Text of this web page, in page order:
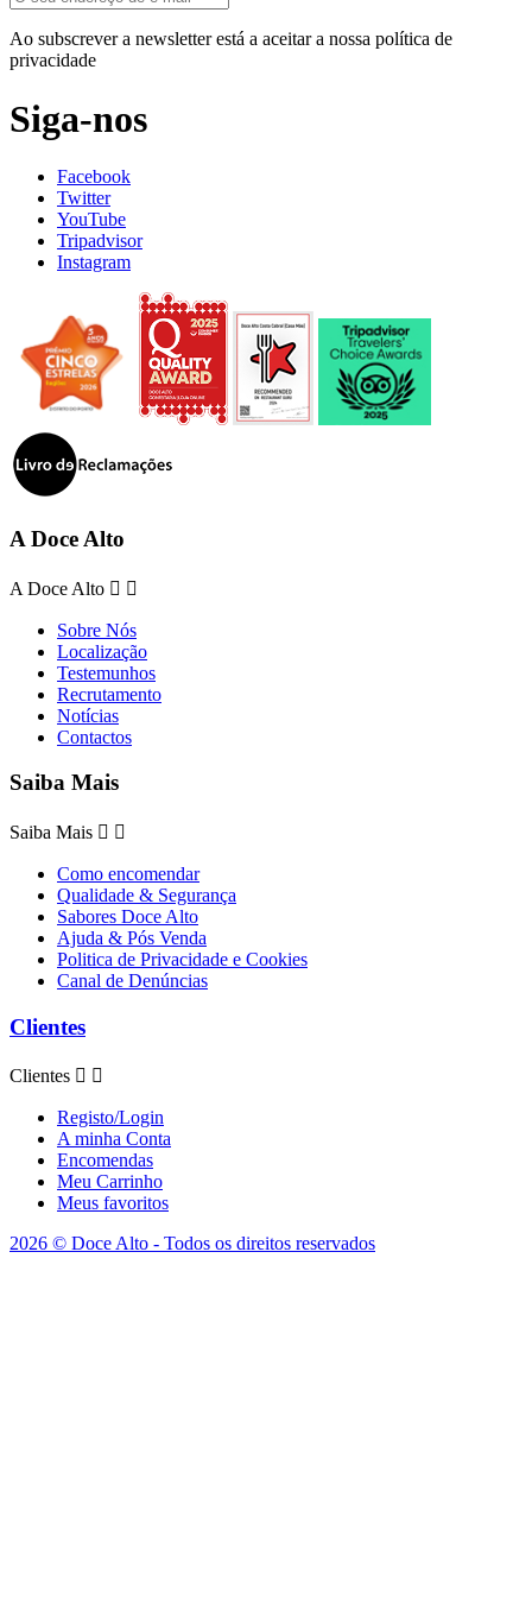
Ao subscrever a newsletter está a aceitar a nossa política de
privacidade
Siga-nos
Facebook
Twitter
YouTube
Tripadvisor
Instagram
A Doce Alto
A Doce Alto  
Sobre Nós
Localização
Testemunhos
Recrutamento
Notícias
Contactos
Saiba Mais
Saiba Mais  
Como encomendar
Qualidade & Segurança
Sabores Doce Alto
Ajuda & Pós Venda
Politica de Privacidade e Cookies
Canal de Denúncias
Clientes
Clientes  
Registo/Login
A minha Conta
Encomendas
Meu Carrinho
Meus favoritos
2026 © Doce Alto - Todos os direitos reservados